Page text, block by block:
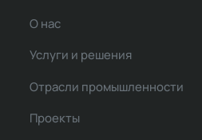
О нас
Услуги и решения
Отрасли промышленности
Проекты